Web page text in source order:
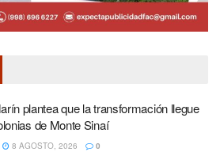
plantea que la transformación llegue
de Monte Sinaí
8 AGOSTO, 2026 0